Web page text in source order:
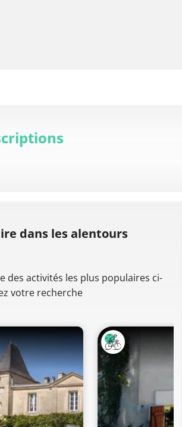
dans les alentours
des activités les plus populaires ci-
votre recherche